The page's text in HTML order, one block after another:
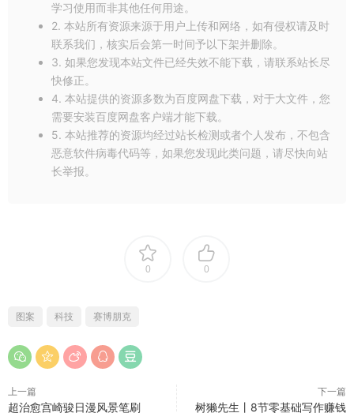
学习使用而非其他任何用途。
2. 本站所有资源来源于用户上传和网络，如有侵权请及时
联系我们，核实后会第一时间予以下架并删除。
3. 如果您发现本站文件已经失效不能下载，请联系站长尽
快修正。
4. 本站提供的资源多数为百度网盘下载，对于大文件，您
需要安装百度网盘客户端才能下载。
5. 本站推荐的资源均经过站长检测或者个人发布，不包含
恶意软件病毒代码等，如果您发现此类问题，请尽快向站
长举报。
0 0
图案 科技 赛博朋克
上一篇
超治愈宫崎骏日漫风景笔刷
下一篇
树獭先生丨8节零基础写作赚钱